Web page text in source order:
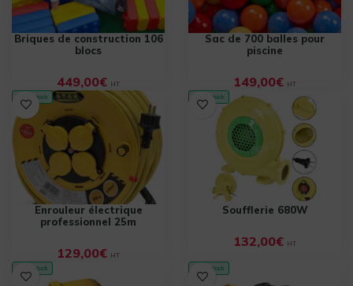
Briques de construction 106
blocs
449,00€ HT
Sac de 700 balles pour
piscine
149,00€ HT
✓ En stock
Enrouleur électrique
professionnel 25m
129,00€ HT
✓ En stock
Soufflerie 680W
132,00€ HT
✓ En stock ✓ En stock